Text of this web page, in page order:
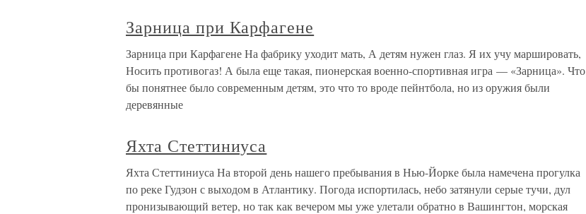
Зарница при Карфагене
Зарница при Карфагене На фабрику уходит мать, А детям нужен глаз. Я их учу маршировать,
Носить противогаз! А была еще такая, пионерская военно-спортивная игра — «Зарница». Что
бы понятнее было современным детям, это что то вроде пейнтбола, но из оружия были
деревянные
Яхта Стеттиниуса
Яхта Стеттиниуса На второй день нашего пребывания в Нью-Йорке была намечена прогулка
по реке Гудзон с выходом в Атлантику. Погода испортилась, небо затянули серые тучи, дул
пронизывающий ветер, но так как вечером мы уже улетали обратно в Вашингтон, морская